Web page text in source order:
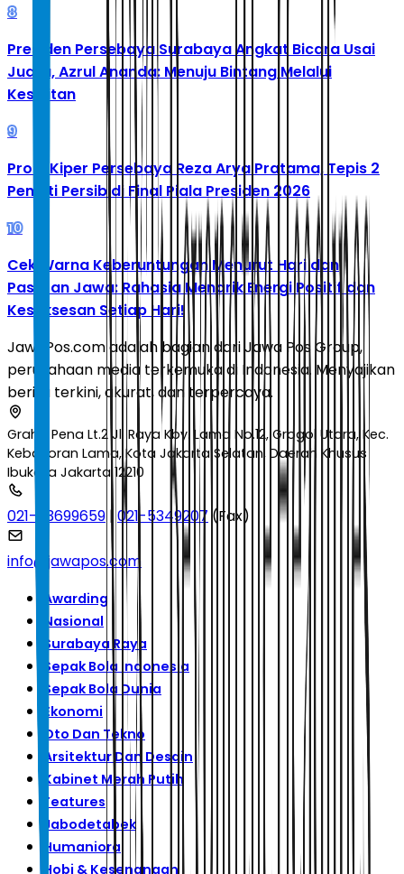
8
Presiden Persebaya Surabaya Angkat Bicara Usai
Juara, Azrul Ananda: Menuju Bintang Melalui
Kesulitan
9
Profil Kiper Persebaya Reza Arya Pratama, Tepis 2
Penalti Persib di Final Piala Presiden 2026
10
Cek Warna Keberuntungan Menurut Hari dan
Pasaran Jawa: Rahasia Menarik Energi Positif dan
Kesuksesan Setiap Hari!
JawaPos.com adalah bagian dari Jawa Pos Group,
perusahaan media terkemuka di Indonesia. Menyajikan
berita terkini, akurat, dan terpercaya.
Graha Pena Lt.2 Jl. Raya Kby. Lama No.12, Grogol Utara, Kec.
Kebayoran Lama, Kota Jakarta Selatan, Daerah Khusus
Ibukota Jakarta 12210
021-53699659 | 021-5349207 (Fax)
info@jawapos.com
Awarding
Nasional
Surabaya Raya
Sepak Bola Indonesia
Sepak Bola Dunia
Ekonomi
Oto Dan Tekno
Arsitektur Dan Desain
Kabinet Merah Putih
Features
Jabodetabek
Humaniora
Hobi & Kesenangan